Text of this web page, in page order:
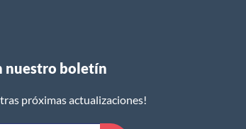
nuestro boletín​
próximas actualizaciones!